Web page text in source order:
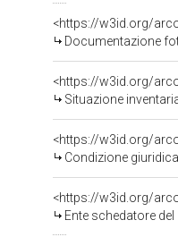
Documentazione
<https://w3id.org/
Situazione
Condizione
<https://w3id.org/
Ente schedatore